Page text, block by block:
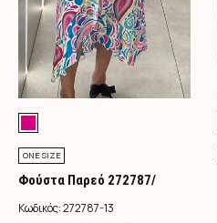
ONE SIZE
Φούστα Παρεό 272787/
Φούξια
Κωδικός:272787-13